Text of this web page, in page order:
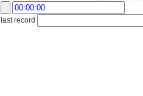
last record